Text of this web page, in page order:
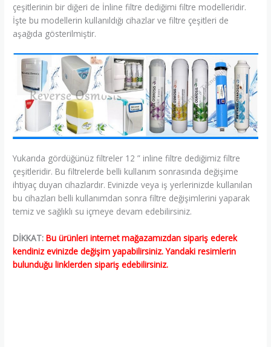
çeşitlerinin bir diğeri de İnline filtre dediğimi filtre modelleridir.
İşte bu modellerin kullanıldığı cihazlar ve filtre çeşitleri de
aşağıda gösterilmiştir.
Yukarıda gördüğünüz filtreler 12 ” inline filtre dediğimiz filtre
çeşitleridir. Bu filtrelerde belli kullanım sonrasında değişime
ihtiyaç duyan cihazlardır. Evinizde veya iş yerlerinizde kullanılan
bu cihazları belli kullanımdan sonra filtre değişimlerini yaparak
temiz ve sağlıklı su içmeye devam edebilirsiniz.
DİKKAT:Bu ürünleri internet mağazamızdan sipariş ederek
kendiniz evinizde değişim yapabilirsiniz. Yandaki resimlerin
bulunduğu linklerden sipariş edebilirsiniz.